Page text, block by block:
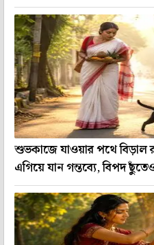
শুভকাজে যাওয়ার পথে বিড়াল
এগিয়ে যান গন্তব্যে, বিপদ